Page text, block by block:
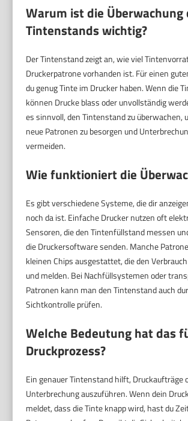
Warum ist die Überwachung
Tintenstands wichtig?
Der Tintenstand zeigt an, wie viel
Druckerpatrone vorhanden ist. Für einen
du genug Tinte im Drucker haben. Wenn die
können Drucke blass oder unvollständig
es sinnvoll, den Tintenstand zu überwachen,
neue Patronen zu besorgen und
vermeiden.
Wie funktioniert die
Es gibt verschiedene Systeme, die dir
noch da ist. Einfache Drucker nutzen oft
Sensoren, die den Tintenfüllstand messen
die Druckersoftware senden. Manche
kleinen Chips ausgestattet, die den
und melden. Bei Nachfüllsystemen oder
Patronen kann man den Tintenstand auch
Sichtkontrolle prüfen.
Welche Bedeutung hat das
Druckprozess?
Ein genauer Tintenstand hilft, Druckaufträge
Unterbrechung auszuführen. Wenn dein
meldet, dass die Tinte knapp wird, hast du